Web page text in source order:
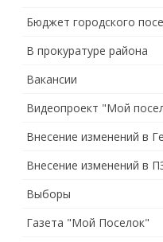
Бюджет городского
В прокуратуре района
Вакансии
Видеопроект "Мой
Внесение изменений в
Внесение изменений в
Выборы
Газета "Мой Поселок"